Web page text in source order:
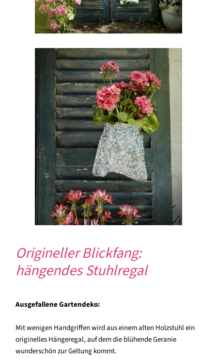
Origineller Blickfang:
hängendes Stuhlregal
Ausgefallene Gartendeko:
Mit wenigen Handgriffen wird aus einem alten Holzstuhl ein
originelles Hängeregal, auf dem die blühende Geranie
wunderschön zur Geltung kommt.